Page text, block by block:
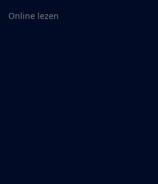
Online lezen